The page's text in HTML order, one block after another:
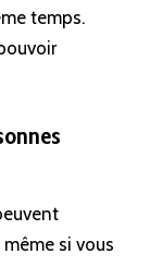
temps.
si vous